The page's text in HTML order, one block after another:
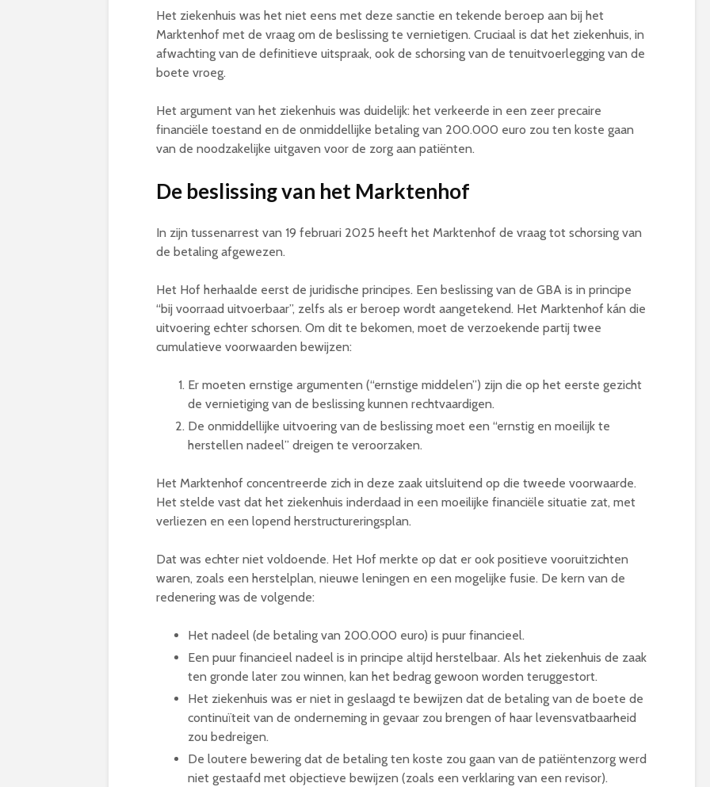
Het ziekenhuis was het niet eens met deze sanctie en tekende beroep aan bij het
Marktenhof met de vraag om de beslissing te vernietigen. Cruciaal is dat het ziekenhuis, in
afwachting van de definitieve uitspraak, ook de schorsing van de tenuitvoerlegging van de
boete vroeg.
Het argument van het ziekenhuis was duidelijk: het verkeerde in een zeer precaire
financiële toestand en de onmiddellijke betaling van 200.000 euro zou ten koste gaan
van de noodzakelijke uitgaven voor de zorg aan patiënten.
De beslissing van het Marktenhof
In zijn tussenarrest van 19 februari 2025 heeft het Marktenhof de vraag tot schorsing van
de betaling afgewezen.
Het Hof herhaalde eerst de juridische principes. Een beslissing van de GBA is in principe
“bij voorraad uitvoerbaar”, zelfs als er beroep wordt aangetekend. Het Marktenhof kán die
uitvoering echter schorsen. Om dit te bekomen, moet de verzoekende partij twee
cumulatieve voorwaarden bewijzen:
Er moeten ernstige argumenten (“ernstige middelen”) zijn die op het eerste gezicht
de vernietiging van de beslissing kunnen rechtvaardigen.
De onmiddellijke uitvoering van de beslissing moet een “ernstig en moeilijk te
herstellen nadeel” dreigen te veroorzaken.
Het Marktenhof concentreerde zich in deze zaak uitsluitend op die tweede voorwaarde.
Het stelde vast dat het ziekenhuis inderdaad in een moeilijke financiële situatie zat, met
verliezen en een lopend herstructureringsplan.
Dat was echter niet voldoende. Het Hof merkte op dat er ook positieve vooruitzichten
waren, zoals een herstelplan, nieuwe leningen en een mogelijke fusie. De kern van de
redenering was de volgende:
Het nadeel (de betaling van 200.000 euro) is puur financieel.
Een puur financieel nadeel is in principe altijd herstelbaar. Als het ziekenhuis de zaak
ten gronde later zou winnen, kan het bedrag gewoon worden teruggestort.
Het ziekenhuis was er niet in geslaagd te bewijzen dat de betaling van de boete de
continuïteit van de onderneming in gevaar zou brengen of haar levensvatbaarheid
zou bedreigen.
De loutere bewering dat de betaling ten koste zou gaan van de patiëntenzorg werd
niet gestaafd met objectieve bewijzen (zoals een verklaring van een revisor).